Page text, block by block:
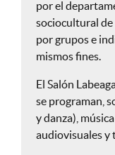
por el
sociocultural
por grupos e
mismos fines.
El Salón
se programan,
y danza),
audiovisuales y